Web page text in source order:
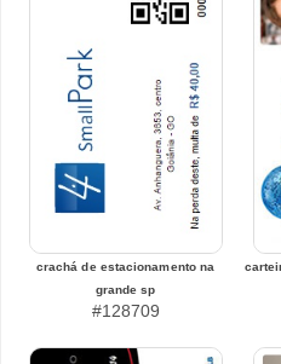
crachá de estacionamento na
grande sp
#128709